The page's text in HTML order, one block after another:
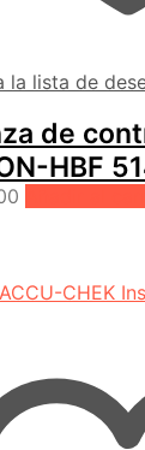
la lista de
de
HBF